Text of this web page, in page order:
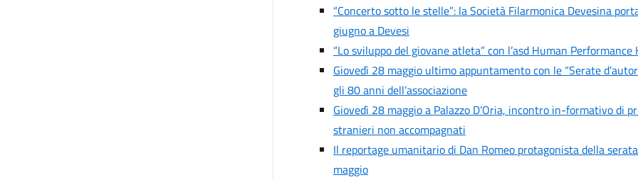
“Concerto sotto le stelle”: la Società Filarmonica Devesina
giugno a Devesi
“Lo sviluppo del giovane atleta” con l’asd Human
Giovedì 28 maggio ultimo appuntamento con le “Serate
gli 80 anni dell’associazione
Giovedì 28 maggio a Palazzo D’Oria, incontro in-formativo di
stranieri non accompagnati
Il reportage umanitario di Dan Romeo protagonista della
maggio